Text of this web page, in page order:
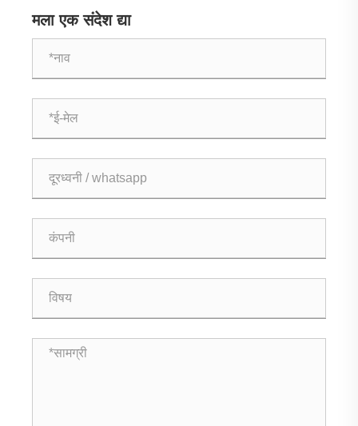
मला एक संदेश द्या